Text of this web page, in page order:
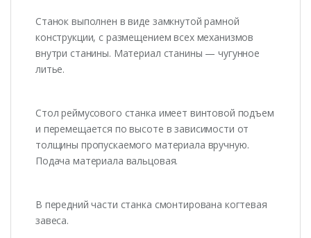
Станок выполнен в виде замкнутой рамной
конструкции, с размещением всех механизмов
внутри станины. Материал станины — чугунное
литье.
Стол реймусового станка имеет винтовой подъем
и перемещается по высоте в зависимости от
толщины пропускаемого материала вручную.
Подача материала вальцовая.
В передний части станка смонтирована когтевая
завеса.